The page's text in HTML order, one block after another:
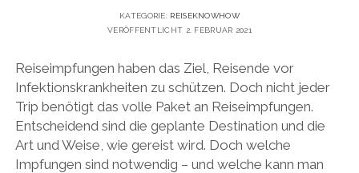
KATEGORIE: REISEKNOWHOW
VERÖFFENTLICHT 2. FEBRUAR 2021
Reiseimpfungen haben das Ziel, Reisende vor
Infektionskrankheiten zu schützen. Doch nicht jeder
Trip benötigt das volle Paket an Reiseimpfungen.
Entscheidend sind die geplante Destination und die
Art und Weise, wie gereist wird. Doch welche
Impfungen sind notwendig – und welche kann man